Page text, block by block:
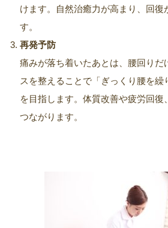
けます。自然治癒力が高まり、回復
す。
再発予防
痛みが落ち着いたあとは、腰回りだ
スを整えることで「ぎっくり腰を繰
を目指します。体質改善や疲労回復
つながります。